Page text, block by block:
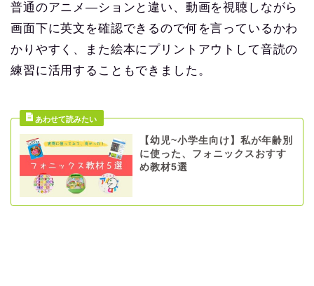
普通のアニメ―ションと違い、動画を視聴しながら
画面下に英文を確認できるので何を言っているかわ
かりやすく、また絵本にプリントアウトして音読の
練習に活用することもできました。
【幼児~小学生向け】私が年齢別
に使った、フォニックスおすす
め教材5選